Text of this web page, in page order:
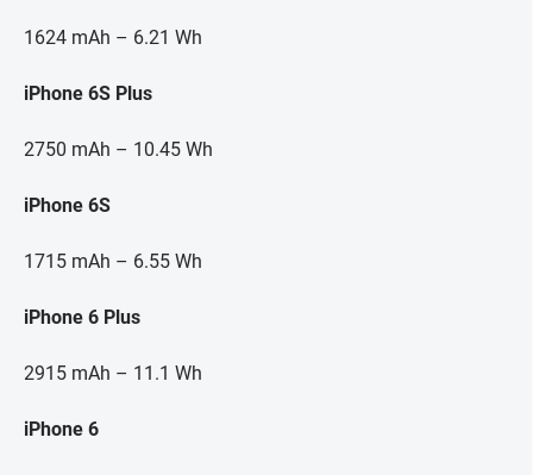
1624 mAh – 6.21 Wh
iPhone 6S Plus
2750 mAh – 10.45 Wh
iPhone 6S
1715 mAh – 6.55 Wh
iPhone 6 Plus
2915 mAh – 11.1 Wh
iPhone 6